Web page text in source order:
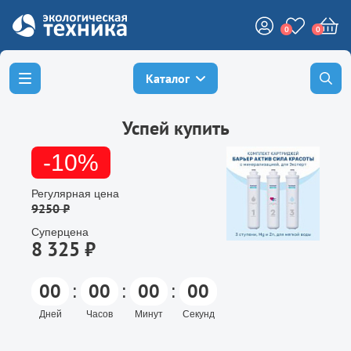
0 0
Каталог
Успей купить
-10%
Регулярная цена
9250 ₽
Суперцена
8 325 ₽
00
Дней
: 00
Часов
: 00
Минут
: 00
Секунд